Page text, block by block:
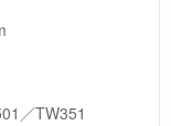
／TW351